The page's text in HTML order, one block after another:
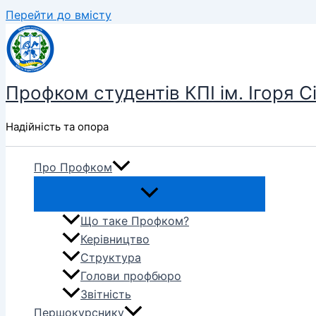
Перейти до вмісту
Профком студентів КПІ ім. Ігоря
Надійність та опора
Про Профком
Що таке Профком?
Керівництво
Структура
Голови профбюро
Звітність
Першокурснику